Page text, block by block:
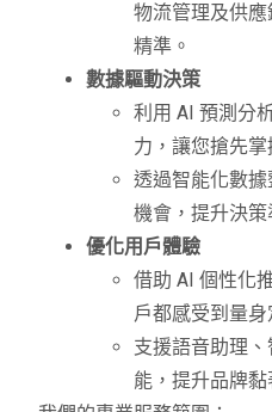
物流管理及供
精準。
數據驅動決策
利用 AI 預測分
力，讓您搶先掌
透過智能化數
機會，提升決策
優化用戶體驗
借助 AI 個性化
戶都感受到量身
支援語音助理
能，提升品牌黏